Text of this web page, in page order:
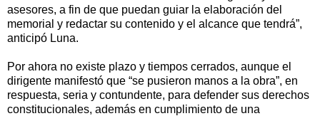
asesores, a fin de que puedan guiar la elaboración del
memorial y redactar su contenido y el alcance que tendrá”,
anticipó Luna.
Por ahora no existe plazo y tiempos cerrados, aunque el
dirigente manifestó que “se pusieron manos a la obra”, en
respuesta, seria y contundente, para defender sus derechos
constitucionales, además en cumplimiento de una